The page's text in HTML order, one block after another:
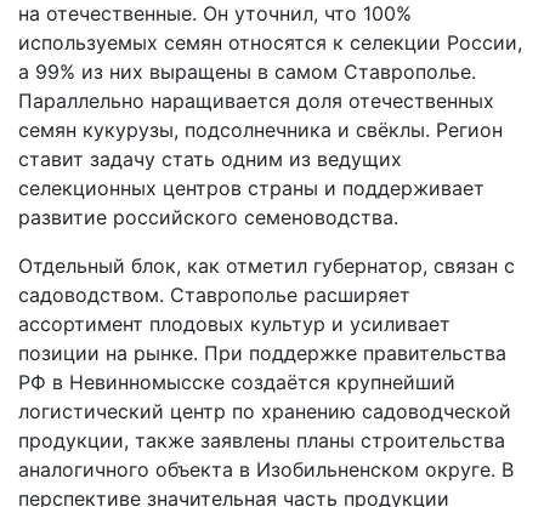
на отечественные. Он уточнил, что 100%
используемых семян относятся к селекции России,
а 99% из них выращены в самом Ставрополье.
Параллельно наращивается доля отечественных
семян кукурузы, подсолнечника и свёклы. Регион
ставит задачу стать одним из ведущих
селекционных центров страны и поддерживает
развитие российского семеноводства.
Отдельный блок, как отметил губернатор, связан с
садоводством. Ставрополье расширяет
ассортимент плодовых культур и усиливает
позиции на рынке. При поддержке правительства
РФ в Невинномысске создаётся крупнейший
логистический центр по хранению садоводческой
продукции, также заявлены планы строительства
аналогичного объекта в Изобильненском округе. В
перспективе значительная часть продукции